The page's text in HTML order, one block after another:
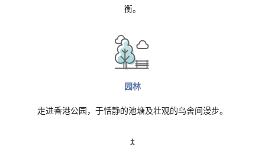
衡。
园林
走进香港公园，于恬静的池塘及壮观的乌舍间漫步。